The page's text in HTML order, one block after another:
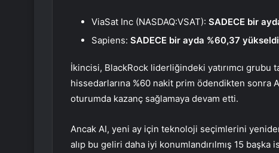
ViaSat Inc (NASDAQ:VSAT): SADECE bir
Sapiens: SADECE bir ayda %60,37 yükseldi
İkincisi, BlackRock liderliğindeki yatırımcı grubu
hissedarlarına %60 nakit prim ödendikten sonra
oturumda kazanç sağlamaya devam etti.
Ancak AI, yeni ay için teknoloji seçimlerini
alıp bu geliri daha iyi konumlandırılmış 15 başka